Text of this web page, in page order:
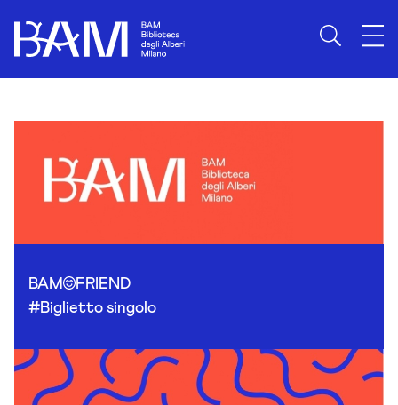
BAM
FRIEND
#Biglietto singolo